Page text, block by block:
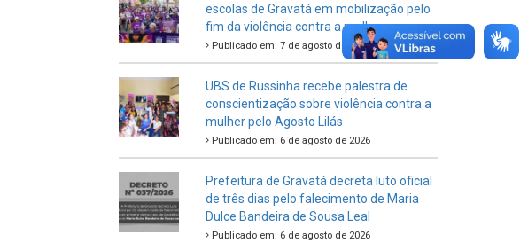
escolas de Gravatá em mobilização pelo
fim da violência contra a mulher
Publicado em: 7 de agosto de 2026
UBS de Russinha recebe palestra de
conscientização sobre violência contra a
mulher pelo Agosto Lilás
Publicado em: 6 de agosto de 2026
Prefeitura de Gravatá decreta luto oficial
de três dias pelo falecimento de Maria
Dulce Bandeira de Sousa Leal
Publicado em: 6 de agosto de 2026